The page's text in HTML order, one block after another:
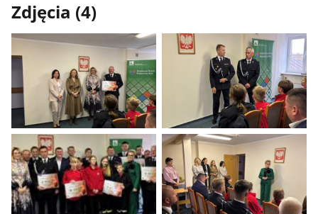
Zdjęcia (4)
Pokaż
zdjęcie
1
z
galerii.
Pokaż
zdjęcie
2
z
galerii.